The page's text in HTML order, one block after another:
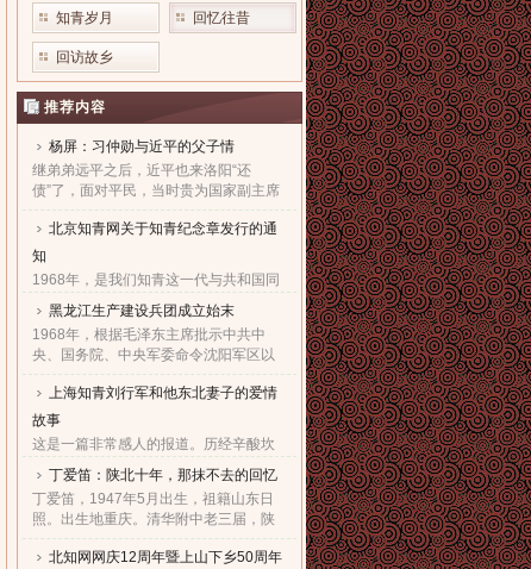
知青岁月 回忆往昔
回访故乡
推荐内容
杨屏：习仲勋与近平的父子情
继弟弟远平之后，近平也来洛阳“还
债”了，面对平民，当时贵为国家副主席
的他，几乎90度的庄严一躬，鞠出了习
家父子对天下老百姓的良心！也鞠出了
习仲勋与近平撼人心魄的父......
北京知青网关于知青纪念章发行的通
知
1968年，是我们知青这一代与共和国同
命运共前进的同龄人值得隆重纪念的一
年。因为，知青这个在特殊历史时期产
生的特殊群体，在共和国发展的史册
上，以自己的青春、热血和忠......
黑龙江生产建设兵团成立始末
1968年，根据毛泽东主席批示中共中
央、国务院、中央军委命令沈阳军区以
原东北农垦总局所属农场为基础，组建
黑龙江生产建设兵团，在黑龙江省边境
地区执行“屯垦戍边”任务。......
上海知青刘行军和他东北妻子的爱情
故事
这是一篇非常感人的报道。历经辛酸坎
坷，终于同18年前的爱人生活到了一
起，黑龙江省五大连池市女子王亚文和
知青刘行军之间的动人爱情故事，演绎
了生活版的“小芳的故事”。......
丁爱笛：陕北十年，那抹不去的回忆
丁爱笛，1947年5月出生，祖籍山东日
照。出生地重庆。清华附中老三届，陕
北延川插队十年，做过四年生产队长，
四年大队书记兼公社副书记。1978年恢
北知网网庆12周年暨上山下乡50周年